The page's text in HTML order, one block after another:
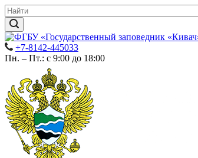
+7-8142-445033
Пн. – Пт.: с 9:00 до 18:00